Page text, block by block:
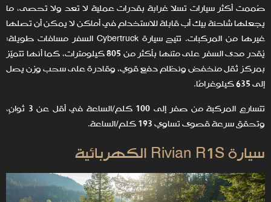
صُممت أكثر سيارات تسلا غرابة بقدرات عملية لا تعد ولا تحصى، ما
يجعلها شاحنة بيك أب قابلة للاستخدام في أماكن لا يمكن أن تصلها
غيرها من المركبات. تتيح سيارة Cybertruck السفر مسافات طويلة:
يُقدر مدى السفر على متنها بأكثر من 805 كيلومترات، كما أنها تتميّز
بمركز ثقل منخفض ونظام دفع قوي، وقادرة على سحب وزن يصل
إلى 635 كيلوغرامًا.
تتسارع المركبة من صفر إلى 100 كلم/الساعة في أقل عن 3 ثوانٍ،
وتحقق سرعة قصوى تساوي 193 كلم/الساعة.
سيارة Rivian R1S الكهربائية